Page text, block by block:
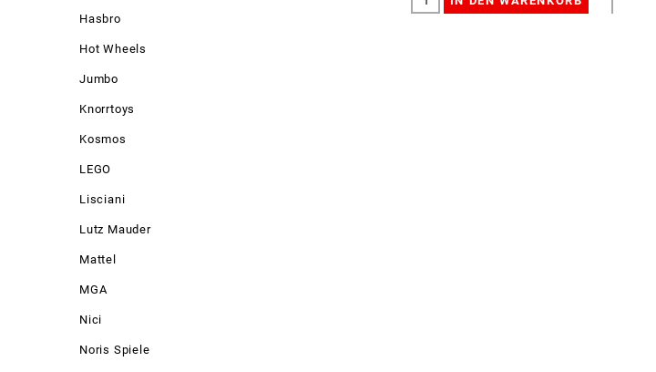
Hasbro
Hot Wheels
Jumbo
Knorrtoys
Kosmos
LEGO
Lisciani
Lutz Mauder
Mattel
MGA
Nici
Noris Spiele